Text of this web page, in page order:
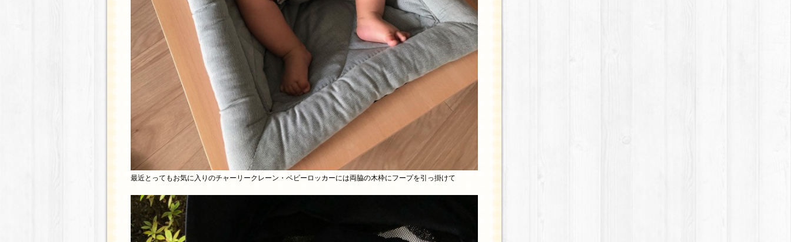
最近とってもお気に入りのチャーリークレーン・ベビーロッカーには両脇の木枠にフープを引っ掛けて